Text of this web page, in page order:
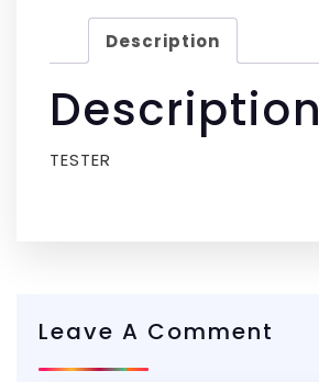
Description
Description
TESTER
Leave A Comment